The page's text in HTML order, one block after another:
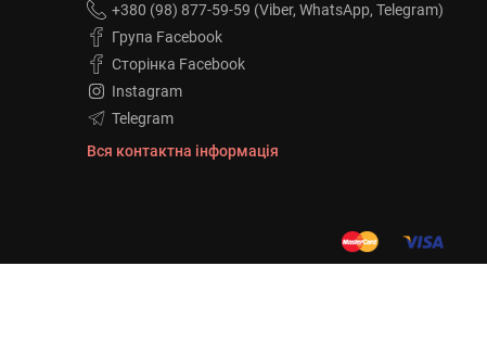
+380 (98) 877-59-59 (Viber, WhatsApp, Telegram)
Група Facebook
Сторінка Facebook
Instagram
Telegram
Вся контактна інформація